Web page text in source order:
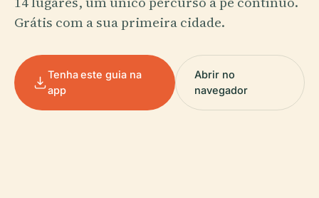
Grátis com a sua primeira cidade.
Tenha este guia na
app
Abrir no
navegador